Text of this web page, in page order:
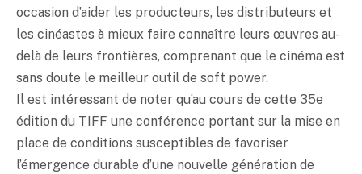
occasion d’aider les producteurs, les distributeurs et
les cinéastes à mieux faire connaître leurs œuvres au-
delà de leurs frontières, comprenant que le cinéma est
sans doute le meilleur outil de soft power.
Il est intéressant de noter qu’au cours de cette 35e
édition du TIFF une conférence portant sur la mise en
place de conditions susceptibles de favoriser
l’émergence durable d’une nouvelle génération de